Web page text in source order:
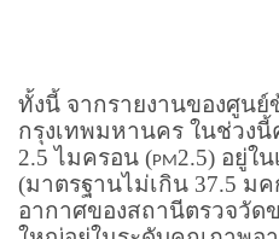
ทั้งนี้ จากรายงานของศูน
กรุงเทพมหานคร ในช่วง
2.5 ไมครอน (PM2.5) อยู่ใ
(มาตรฐานไม่เกิน 37.5
อากาศของสถานีตรวจวัด